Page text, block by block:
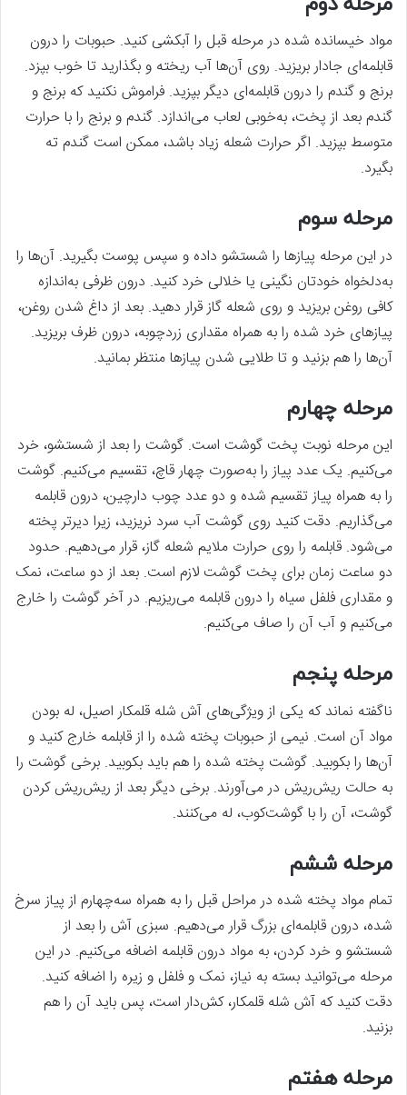
مواد خیسانده شده در مرحله قبل را آبکشی کنید. حبوبات را درون
قابلمه‌‌ای جادار بریزید. روی آن‌‌ها آب ریخته و بگذارید تا خوب بپزد.
برنج و گندم را درون قابلمه‌ای دیگر بپزید. فراموش نکنید که برنج و
گندم بعد از پخت، به‌خوبی لعاب می‌‌اندازد. گندم و برنج را با حرارت
متوسط بپزید. اگر حرارت شعله زیاد باشد، ممکن است گندم ته
بگیرد.
مرحله سوم
در این مرحله پیازها را شستشو داده و سپس پوست بگیرید. آن‌‌ها را
به‌دلخواه خودتان نگینی یا خلالی خرد کنید. درون ظرفی به‌اندازه
کافی روغن بریزید و روی شعله گاز قرار دهید. بعد از داغ شدن روغن،
پیازهای خرد شده را به همراه مقداری زردچوبه، درون ظرف بریزید.
آن‌‌ها را هم بزنید و تا طلایی شدن پیازها منتظر بمانید.
مرحله چهارم
این مرحله نوبت پخت گوشت است. گوشت را بعد از شستشو، خرد
می‌‌کنیم. یک عدد پیاز را به‌‌صورت چهار قاچ، تقسیم می‌‌کنیم. گوشت
را به همراه پیاز تقسیم شده و دو عدد چوب دارچین، درون قابلمه
می‌‌گذاریم. دقت کنید روی گوشت آب سرد نریزید، زیرا دیرتر پخته
می‌‌شود. قابلمه را روی حرارت ملایم شعله گاز، قرار می‌‌دهیم. حدود
دو ساعت زمان برای پخت گوشت لازم است. بعد از دو ساعت، نمک
و مقداری فلفل سیاه را درون قابلمه می‌‌ریزیم. در آخر گوشت را خارج
می‌‌کنیم و آب آن را صاف می‌‌کنیم.
مرحله پنجم
ناگفته نماند که یکی از ویژگی‌‌های آش شله قلمکار اصیل، له بودن
مواد آن است. نیمی از حبوبات پخته شده را از قابلمه خارج کنید و
آن‌‌ها را بکوبید. گوشت پخته شده را هم باید بکوبید. برخی گوشت را
به حالت ریش‌ریش در می‌‌آورند. برخی دیگر بعد از ریش‌ریش کردن
گوشت، آن را با گوشت‌کوب، له می‌‌کنند.
مرحله ششم
تمام مواد پخته شده در مراحل قبل را به همراه سه‌چهارم از پیاز سرخ
شده، درون قابلمه‌‌ای بزرگ قرار می‌‌دهیم. سبزی آش را بعد از
شستشو و خرد کردن، به مواد درون قابلمه اضافه می‌‌کنیم. در این
مرحله می‌‌توانید بسته به نیاز، نمک و فلفل و زیره را اضافه کنید.
دقت کنید که آش شله قلمکار، کش‌دار است، پس باید آن را هم
بزنید.
مرحله هفتم